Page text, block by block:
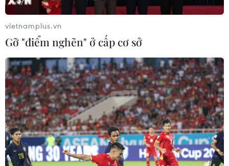
vietnamplus.vn
Gỡ "điểm nghẽn" ở cấp cơ sở